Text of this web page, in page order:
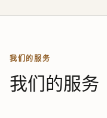
我们的服务
我们的服务